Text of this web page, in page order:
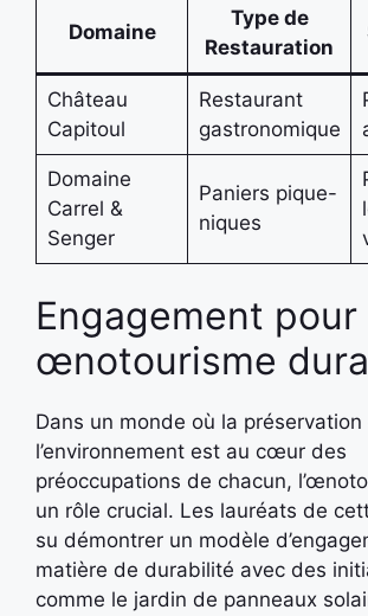
Domaine
Type de
Restauration
Château
Capitoul
Restaurant
gastronomique
Domaine
Carrel &
Senger
Paniers pique-
niques
Engagement pour
œnotourisme
Dans un monde où la préservation
l’environnement est au cœur des
préoccupations de chacun,
un rôle crucial. Les lauréats de
su démontrer un modèle
matière de durabilité avec des
comme le jardin de panneaux